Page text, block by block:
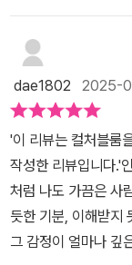
같은 검정 때가 묻어
런 병적인 몸부림과
감, 이런 느낌이 독
는 다케이치라는 급
러진 자신의 의도를
다. 사실 다케이치인
던 건 아니겠습니다.
은 마치 벌거벗은 임
을 고려치 않고 팩트
집으로 살아온 것이
구하면서,그 스스로
불행한 삶,좌절, 미술
서 오바 요조에 투영
형 인간이 되었다. 오
투영되고 있으며,가
는 요조에게 충언하
상이 요조를 이해하
공감성이 극대화된,
매춘부로, 퇴폐적인
수완에 두려는 사람
호리키이다. 요조를
까? 오히려 요조는
한다. 추악한 인간에
약 그리고 매춘에 빠
떨어지게 했는가. 거
것을 수긍하며 살아
다. 데미안만큼이나 꽤 임팩트있었다. 한사람의 삶이 이토록 절망에
사람의 끝은 결국 더
그는 낙인이라는 굴
간은 어떤 존재인가
간 본성에 대한 물음
록 인간 본성의 어두
도 인간의 피폐한 모
조’의 삶을 파헤치고
면서 그려내는 이야
한 인간을 통해 끝없
간의 본성이 이리도
dae1802 2025-
'이 리뷰는 컬처블룸
작성한 리뷰입니다.'
처럼 나도 가끔은 사
듯한 기분, 이해받지
그 감정이 얼마나 깊